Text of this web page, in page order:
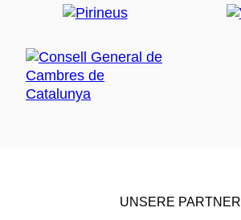
UNSERE PARTNER